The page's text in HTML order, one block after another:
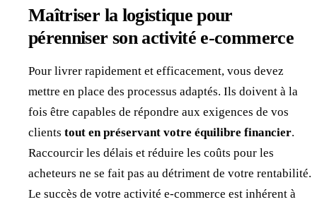
Maîtriser la logistique pour
pérenniser son activité e-commerce
Pour livrer rapidement et efficacement, vous devez
mettre en place des processus adaptés. Ils doivent à la
fois être capables de répondre aux exigences de vos
clients tout en préservant votre équilibre financier.
Raccourcir les délais et réduire les coûts pour les
acheteurs ne se fait pas au détriment de votre rentabilité.
Le succès de votre activité e-commerce est inhérent à